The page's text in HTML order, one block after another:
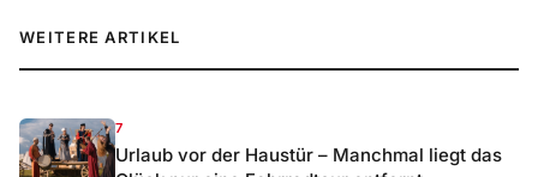
WEITERE ARTIKEL
7
Urlaub vor der Haustür – Manchmal liegt das